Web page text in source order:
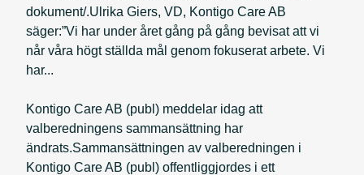
dokument/.Ulrika Giers, VD, Kontigo Care AB
säger:”Vi har under året gång på gång bevisat att vi
når våra högt ställda mål genom fokuserat arbete. Vi
har...
Kontigo Care AB (publ) meddelar idag att
valberedningens sammansättning har
ändrats.Sammansättningen av valberedningen i
Kontigo Care AB (publ) offentliggjordes i ett